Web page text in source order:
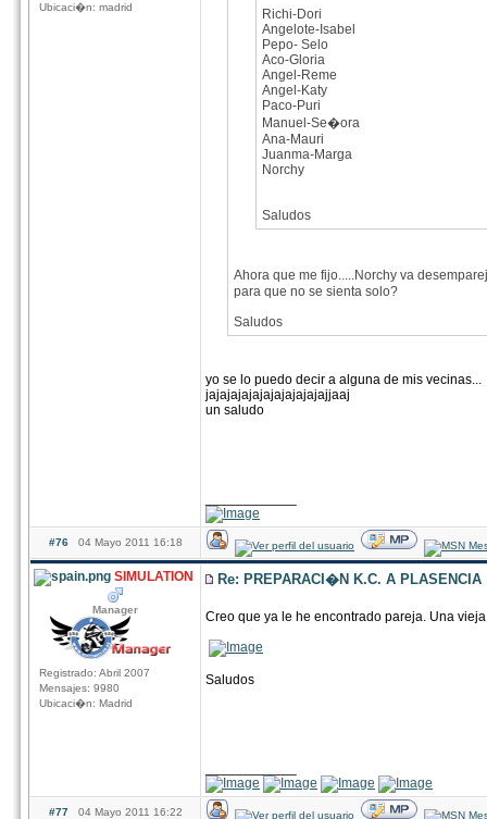
Ubicaci�n: madrid
Richi-Dori
Angelote-Isabel
Pepo- Selo
Aco-Gloria
Angel-Reme
Angel-Katy
Paco-Puri
Manuel-Se�ora
Ana-Mauri
Juanma-Marga
Norchy
Saludos
Ahora que me fijo.....Norchy va
para que no se sienta solo?
Saludos
yo se lo puedo decir a alguna de mis vecinas...
jajajajajajajajajajajajjaaj
un saludo
#76 04 Mayo 2011 16:18
SIMULATION
Manager
Registrado: Abril 2007
Mensajes: 9980
Ubicaci�n: Madrid
Re: PREPARACI�N K.C. A PLASENCIA
Creo que ya le he encontrado pareja. Una
Saludos
#77 04 Mayo 2011 16:22